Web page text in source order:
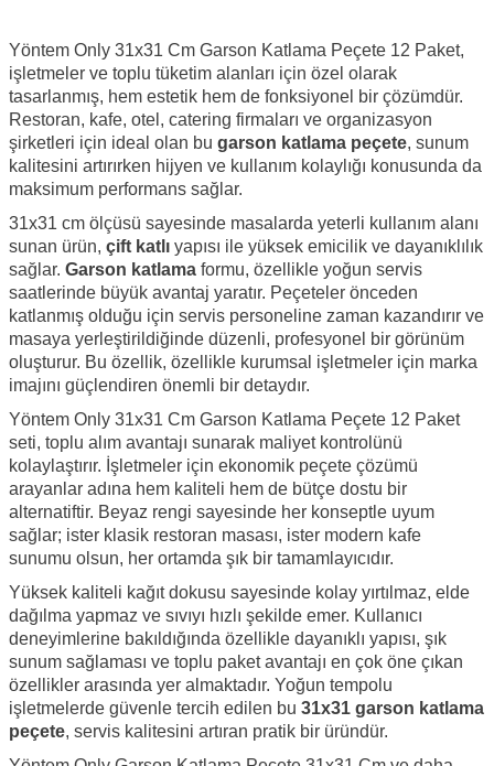
Yöntem Only 31x31 Cm Garson Katlama Peçete 12 Paket,
işletmeler ve toplu tüketim alanları için özel olarak
tasarlanmış, hem estetik hem de fonksiyonel bir çözümdür.
Restoran, kafe, otel, catering firmaları ve organizasyon
şirketleri için ideal olan bu garson katlama peçete, sunum
kalitesini artırırken hijyen ve kullanım kolaylığı konusunda da
maksimum performans sağlar.
31x31 cm ölçüsü sayesinde masalarda yeterli kullanım alanı
sunan ürün, çift katlı yapısı ile yüksek emicilik ve dayanıklılık
sağlar. Garson katlama formu, özellikle yoğun servis
saatlerinde büyük avantaj yaratır. Peçeteler önceden
katlanmış olduğu için servis personeline zaman kazandırır ve
masaya yerleştirildiğinde düzenli, profesyonel bir görünüm
oluşturur. Bu özellik, özellikle kurumsal işletmeler için marka
imajını güçlendiren önemli bir detaydır.
Yöntem Only 31x31 Cm Garson Katlama Peçete 12 Paket
seti, toplu alım avantajı sunarak maliyet kontrolünü
kolaylaştırır. İşletmeler için ekonomik peçete çözümü
arayanlar adına hem kaliteli hem de bütçe dostu bir
alternatiftir. Beyaz rengi sayesinde her konseptle uyum
sağlar; ister klasik restoran masası, ister modern kafe
sunumu olsun, her ortamda şık bir tamamlayıcıdır.
Yüksek kaliteli kağıt dokusu sayesinde kolay yırtılmaz, elde
dağılma yapmaz ve sıvıyı hızlı şekilde emer. Kullanıcı
deneyimlerine bakıldığında özellikle dayanıklı yapısı, şık
sunum sağlaması ve toplu paket avantajı en çok öne çıkan
özellikler arasında yer almaktadır. Yoğun tempolu
işletmelerde güvenle tercih edilen bu 31x31 garson katlama
peçete, servis kalitesini artıran pratik bir üründür.